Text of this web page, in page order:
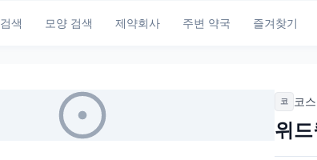
검색 모양 검색 제약회사 주변 약국 즐겨찾기
코 코
위